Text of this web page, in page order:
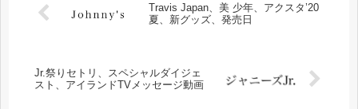
Travis Japan、美 少年、アクスタ’20
夏、新グッズ、発売日
Jr.祭りセトリ、スペシャルダイジェ
スト、アイランドTVメッセージ動画